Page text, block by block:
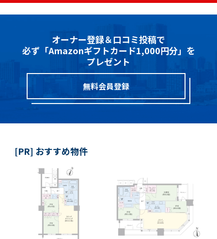
オーナー登録＆口コミ投稿で
必ず「Amazonギフトカード1,000円分」を
プレゼント
無料会員登録
[PR] おすすめ物件